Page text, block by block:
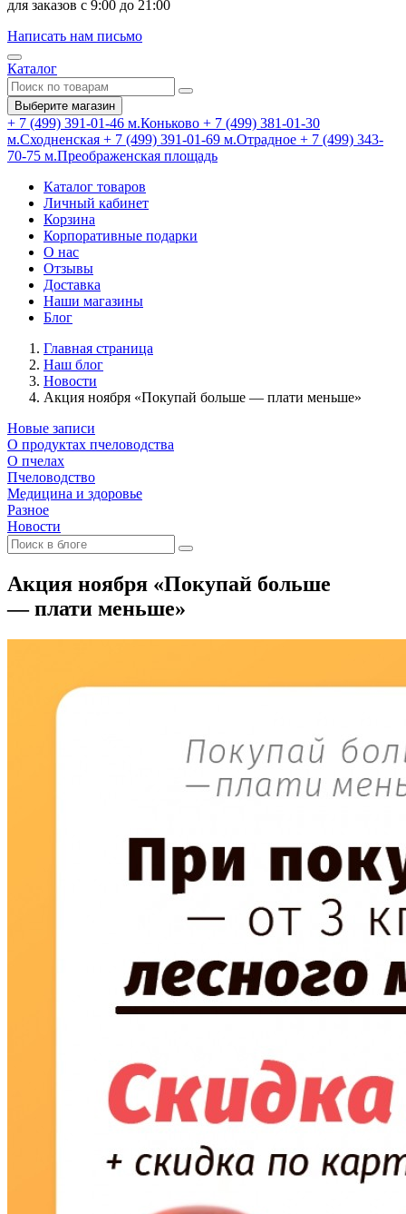
для заказов с 9:00 до 21:00
Написать нам письмо
Каталог
Выберите магазин
+ 7 (499) 391-01-46 м.Коньково + 7 (499) 381-01-30
м.Сходненская + 7 (499) 391-01-69 м.Отрадное + 7 (499) 343-
70-75 м.Преображенская площадь
Каталог товаров
Личный кабинет
Корзина
Корпоративные подарки
О нас
Отзывы
Доставка
Наши магазины
Блог
Главная страница
Наш блог
Новости
Акция ноября «Покупай больше — плати меньше»
Новые записи
О продуктах пчеловодства
О пчелах
Пчеловодство
Медицина и здоровье
Разное
Новости
Акция ноября «Покупай больше
— плати меньше»